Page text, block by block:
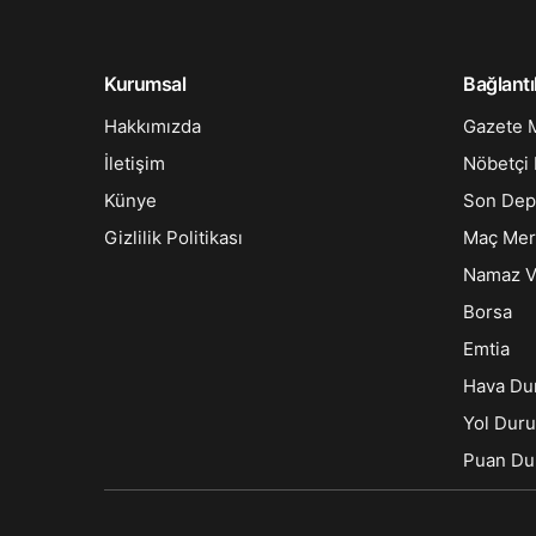
Kurumsal
Hakkımızda
İletişim
Künye
Gizlilik Politikası
Gazete
Nöbetçi
Son
Maç
Namaz
Borsa
Emtia
Hava
Yol
Puan